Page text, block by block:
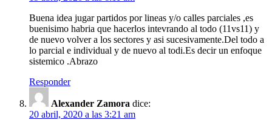
Buena idea jugar partidos por lineas y/o calles parciales ,es
buenisimo habria que hacerlos intevrando al todo (11vs11) y
de nuevo volver a los sectores y asi sucesivamente.Del todo a
lo parcial e individual y de nuevo al todi.Es decir un enfoque
sistemico .Abrazo
Responder
Alexander Zamora dice:
20 abril, 2020 a las 3:21 am